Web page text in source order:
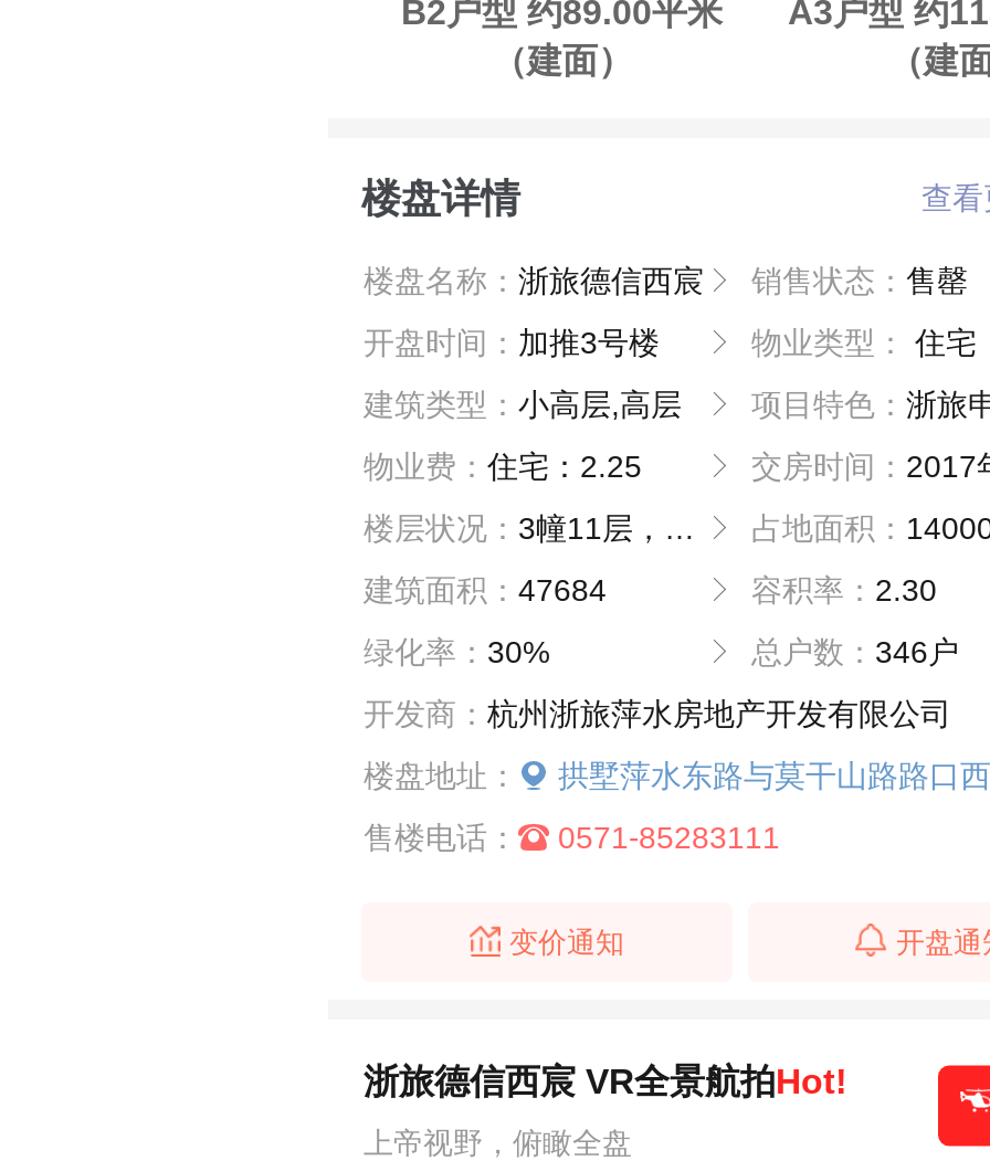
B2户型 约89.00平米
（建面）
A3户型 约
（建
楼盘详情 查
楼盘名称： 浙旅德信西宸 销售状态： 售罄
开盘时间： 加推3号楼 物业类型：
住宅
建筑类型： 小高层,高层 项目特色： 浙旅申花板
物业费： 住宅：2.25 交房时间： 2017年
楼层状况： 3幢11层，3幢18层 占地面积：
建筑面积： 47684 容积率： 2.30
绿化率： 30% 总户数： 346户
开发商： 杭州浙旅萍水房地产开发有限公司
楼盘地址：
拱墅萍水东路与莫干山路路口
售楼电话：
0571-85283111
变价通知 开盘通
浙旅德信西宸 VR全景航拍Hot!
上帝视野，俯瞰全盘